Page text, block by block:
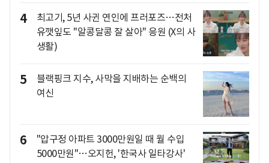
4
최고기, 5년 사귄 연인에 프러포즈…전처
유깻잎도 "알콩달콩 잘 살아" 응원 (X의 사
생활)
5
블랙핑크 지수, 사막을 지배하는 순백의
여신
6
"압구정 아파트 3000만원일 때 월 수입
5000만원"…오지헌, '한국사 일타강사'